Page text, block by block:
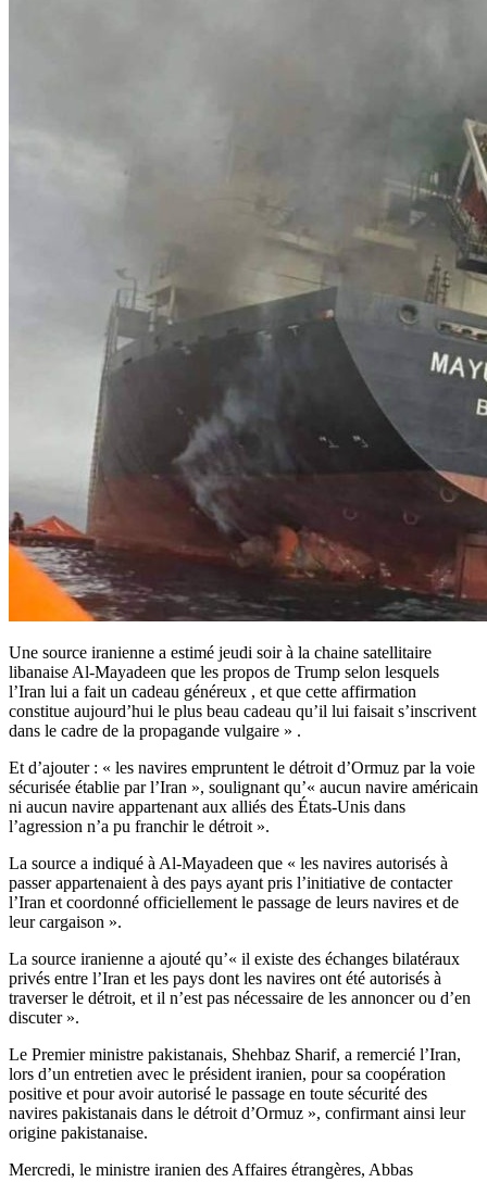
Une source iranienne a estimé jeudi soir à la chaine satellitaire
libanaise Al-Mayadeen que les propos de Trump selon lesquels
l’Iran lui a fait un cadeau généreux , et que cette affirmation
constitue aujourd’hui le plus beau cadeau qu’il lui faisait s’inscrivent
dans le cadre de la propagande vulgaire » .
Et d’ajouter : « les navires empruntent le détroit d’Ormuz par la voie
sécurisée établie par l’Iran », soulignant qu’« aucun navire américain
ni aucun navire appartenant aux alliés des États-Unis dans
l’agression n’a pu franchir le détroit ».
La source a indiqué à Al-Mayadeen que « les navires autorisés à
passer appartenaient à des pays ayant pris l’initiative de contacter
l’Iran et coordonné officiellement le passage de leurs navires et de
leur cargaison ».
La source iranienne a ajouté qu’« il existe des échanges bilatéraux
privés entre l’Iran et les pays dont les navires ont été autorisés à
traverser le détroit, et il n’est pas nécessaire de les annoncer ou d’en
discuter ».
Le Premier ministre pakistanais, Shehbaz Sharif, a remercié l’Iran,
lors d’un entretien avec le président iranien, pour sa coopération
positive et pour avoir autorisé le passage en toute sécurité des
navires pakistanais dans le détroit d’Ormuz », confirmant ainsi leur
origine pakistanaise.
Mercredi, le ministre iranien des Affaires étrangères, Abbas